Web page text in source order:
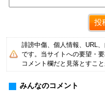
誹謗中傷、個人情報、URL
です。当サイトへの要望・
コメント欄だと見落とすこと
みんなのコメント